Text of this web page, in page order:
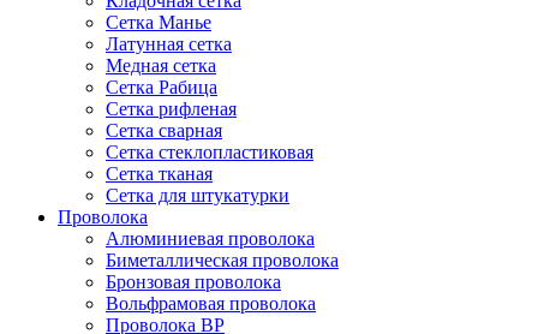
Сетка Манье
Латунная сетка
Медная сетка
Сетка Рабица
Сетка рифленая
Сетка сварная
Сетка стеклопластиковая
Сетка тканая
Сетка для штукатурки
Проволока
Алюминиевая проволока
Биметаллическая проволока
Бронзовая проволока
Вольфрамовая проволока
Проволока ВР